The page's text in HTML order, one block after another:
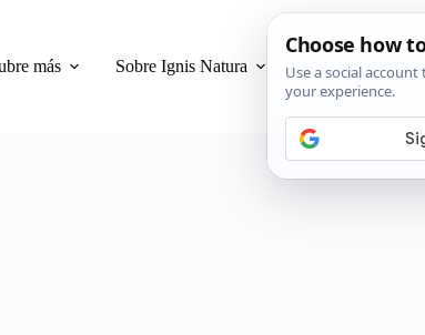
más Sobre Ignis Natura Privacidad y